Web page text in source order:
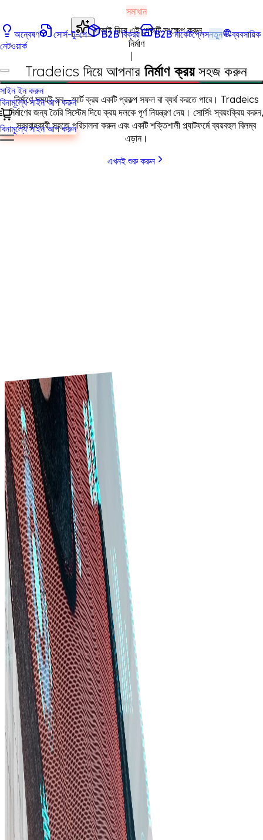
অন্বেষণ সোর্স-টু-পে B2B বিক্রয় B2B মার্কেটপ্লেসনতুন
ব্যবসায়িক
নেটওয়ার্ক
সাইন ইন করুন
বিনামূল্যে সাইন আপ করুন
বিনামূল্যে সাইন আপ করুন
সমাধান
এআই দিয়ে এই পেজটি সংক্ষেপ করুন
নির্মাণ
Tradeics দিয়ে আপনার নির্মাণ ক্রয়সহজ করুন
নির্মাণে সময়ই সব—স্মার্ট ক্রয় একটি প্রকল্প সফল বা ব্যর্থ করতে পারে। Tradeics
নির্মাণের জন্য তৈরি সিস্টেম দিয়ে ক্রয় দলকে পূর্ণ নিয়ন্ত্রণ দেয়। সোর্সিং স্বয়ংক্রিয় করুন,
সরবরাহকারী সহজে পরিচালনা করুন এবং একটি শক্তিশালী প্ল্যাটফর্মে ব্যয়বহুল বিলম্ব
এড়ান।
এখনই শুরু করুন
খরচ দক্ষতা
আমাদের সফটওয়্যার সেরা সরবরাহকারী চিহ্নিত করতে এবং অনুকূল শর্তে আলোচনা করতে
সাহায্য করে, যাতে উপকরণ ও সেবায় সর্বোত্তম মূল্য পান।
সময় সাশ্রয়
পুনরাবৃত্ত কাজ স্বয়ংক্রিয় করুন এবং ক্রয় ওয়ার্কফ্লো সহজ করুন। সহজ ইন্টারফেস দিয়ে
অর্ডার, ডেলিভারি ট্র্যাকিং ও ইনভয়েস নির্বিঘ্নে পরিচালনা করুন।
উন্নত সহযোগিতা
একীভূত যোগাযোগ সরঞ্জাম দিয়ে সরবরাহকারীদের সাথে ভালো সম্পর্ক গড়ুন। নথি শেয়ার
করুন, প্রকল্পের সময়রেখা ট্র্যাক করুন এবং সবাই এক পাতায় থাকুন।